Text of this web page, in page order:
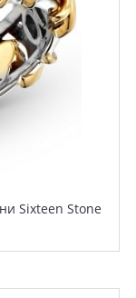
Sixteen Stone